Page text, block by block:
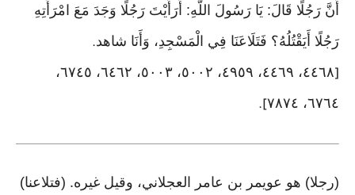
أَنَّ رَجُلًا قَالَ: يَا رَسُولَ اللَّهِ: أَرَأَيْتَ رَجُلًا وَجَدَ مَعَ امْرَأَتِهِ
رَجُلًا أَيَقْتُلُهُ؟ فَتَلَاعَنَا فِي الْمَسْجِدِ، وَأَنَا شاهد.
[
٤٤٦٨، ٤٤٦٩، ٤٩٥٩، ٥٠٠٢، ٥٠٠٣، ٦٤٦٢، ٦٧٤٥،
٦٧٦٤، ٧٨٧٤
].
(رجلا) هو عويمر بن عامر العجلاني، وقيل غيره. (فتلاعنا)